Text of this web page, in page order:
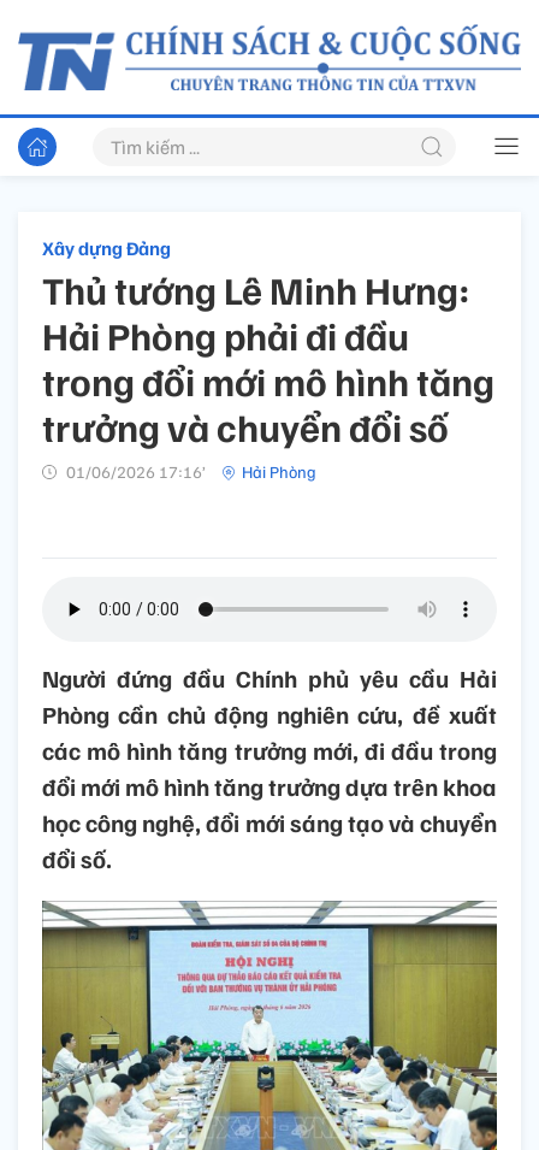
Xây dựng Đảng
Thủ tướng Lê Minh Hưng:
Hải Phòng phải đi đầu
trong đổi mới mô hình tăng
trưởng và chuyển đổi số
01/06/2026 17:16’ Hải Phòng
Người đứng đầu Chính phủ yêu cầu Hải
Phòng cần chủ động nghiên cứu, đề xuất
các mô hình tăng trưởng mới, đi đầu trong
đổi mới mô hình tăng trưởng dựa trên khoa
học công nghệ, đổi mới sáng tạo và chuyển
đổi số.